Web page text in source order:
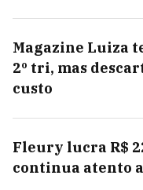
Magazine Luiza
2º tri, mas
custo
Fleury lucra R$
continua atento